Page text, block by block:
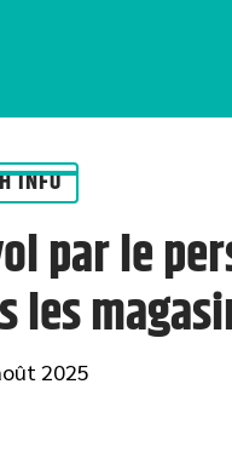
INFO
par le
les
2025